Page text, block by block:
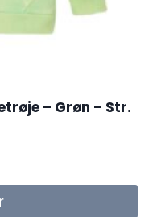
– Grøn – Str.